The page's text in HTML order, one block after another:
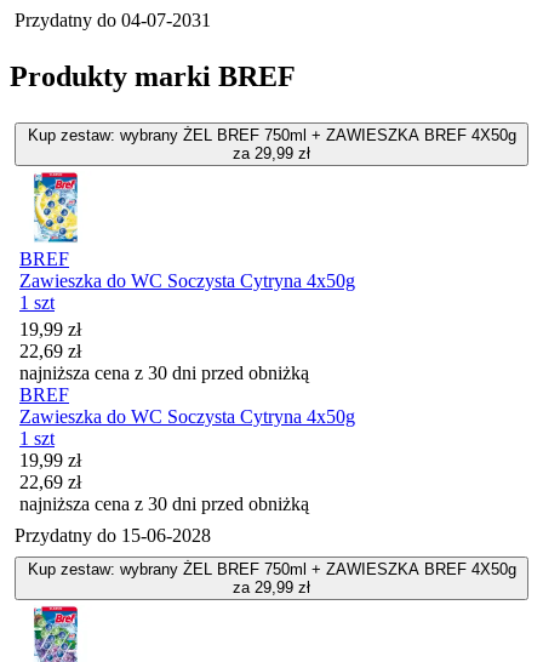
Przydatny do 04-07-2031
Produkty marki BREF
Kup zestaw: wybrany ŻEL BREF 750ml + ZAWIESZKA BREF 4X50g
za 29,99 zł
BREF
Zawieszka do WC Soczysta Cytryna 4x50g
1 szt
Cena promocyjna
19,99 zł
22,69 zł
najniższa cena z 30 dni przed obniżką
BREF
Zawieszka do WC Soczysta Cytryna 4x50g
1 szt
Cena promocyjna
19,99 zł
22,69 zł
najniższa cena z 30 dni przed obniżką
Przydatny do 15-06-2028
Kup zestaw: wybrany ŻEL BREF 750ml + ZAWIESZKA BREF 4X50g
za 29,99 zł